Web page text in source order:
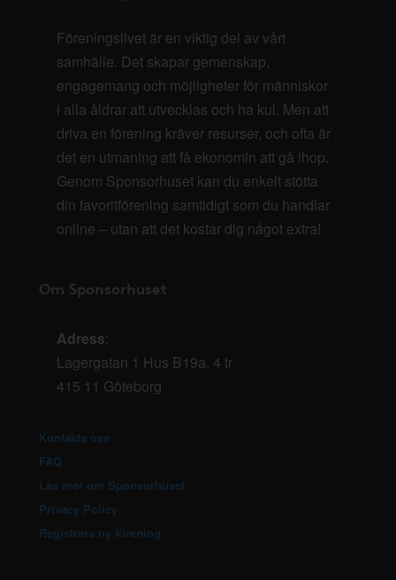
Föreningslivet är en viktig del av vårt
samhälle. Det skapar gemenskap,
engagemang och möjligheter för människor
i alla åldrar att utvecklas och ha kul. Men att
driva en förening kräver resurser, och ofta är
det en utmaning att få ekonomin att gå ihop.
Genom Sponsorhuset kan du enkelt stötta
din favoritförening samtidigt som du handlar
online – utan att det kostar dig något extra!
Om Sponsorhuset
Adress:
Lagergatan 1 Hus B19a, 4 tr
415 11 Göteborg
Kontakta oss
FAQ
Läs mer om Sponsorhuset
Privacy Policy
Registrera ny förening